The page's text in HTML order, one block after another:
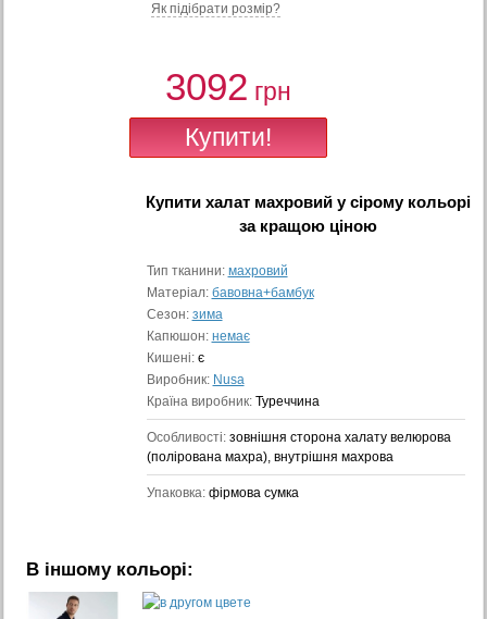
Як підібрати розмір?
3092 грн
Купитихалат махровий у сірому кольорі
за кращою ціною
Тип тканини: махровий
Матеріал: бавовна+бамбук
Сезон: зима
Капюшон: немає
Кишені: є
Виробник: Nusa
Країна виробник: Туреччина
Особливості: зовнішня сторона халату велюрова
(полірована махра), внутрішня махрова
Упаковка: фірмова сумка
В іншому кольорі: